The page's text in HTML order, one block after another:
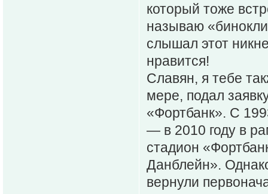
который тоже
называю
слышал этот
нравится!
Славян, я тебе
мере, подал
«Фортбанк». С
— в 2010 году в
стадион
Данблейн».
вернули